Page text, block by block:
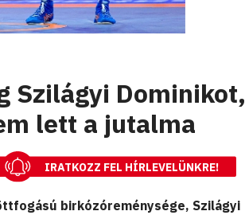
Szilágyi Dominikot,
lett a jutalma
IRATKOZZ FEL HÍRLEVELÜNKRE!
birkózóreménysége, Szilágyi